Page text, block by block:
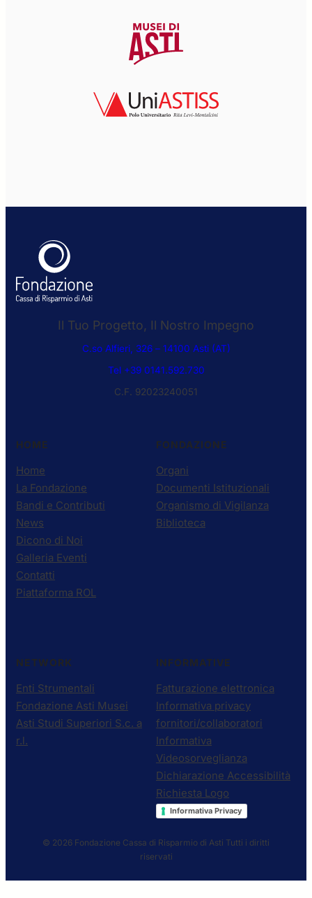
Il Tuo Progetto, Il Nostro Impegno
C.so Alfieri, 326 – 14100 Asti (AT)
Tel +39 0141.592.730
C.F. 92023240051
HOME
Home
La Fondazione
Bandi e Contributi
News
Dicono di Noi
Galleria Eventi
Contatti
Piattaforma ROL
FONDAZIONE
Organi
Documenti Istituzionali
Organismo di Vigilanza
Biblioteca
NETWORK
Enti Strumentali
Fondazione Asti Musei
Asti Studi Superiori S.c. a
r.l.
INFORMATIVE
Fatturazione elettronica
Informativa privacy
fornitori/collaboratori
Informativa
Videosorveglianza
Dichiarazione Accessibilità
Richiesta Logo
Informativa Privacy
© 2026 Fondazione Cassa di Risparmio di Asti Tutti i diritti
riservati